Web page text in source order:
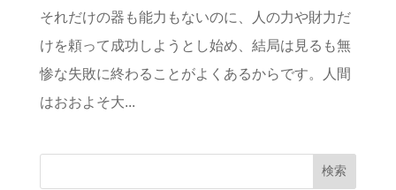
それだけの器も能力もないのに、人の力や財力だ
けを頼って成功しようとし始め、結局は見るも無
惨な失敗に終わることがよくあるからです。人間
はおおよそ大...
検索